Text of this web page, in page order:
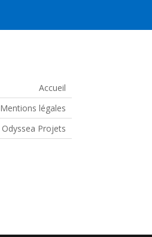
Accueil
Mentions légales
Odyssea Projets